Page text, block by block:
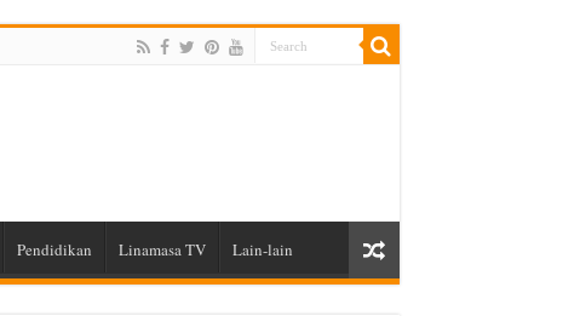
Pendidikan Linamasa TV Lain-lain